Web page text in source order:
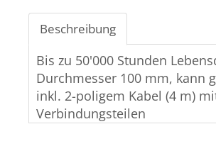
Beschreibung
Bis zu 50'000 Stunden
Durchmesser 100 mm, kann
inkl. 2-poligem Kabel (4 m)
Verbindungsteilen